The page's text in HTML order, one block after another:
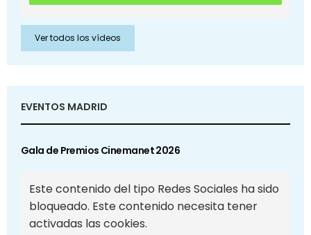
Ver todos los vídeos
EVENTOS MADRID
Gala de Premios Cinemanet 2026
Este contenido del tipo Redes Sociales ha sido
bloqueado. Este contenido necesita tener
activadas las cookies.